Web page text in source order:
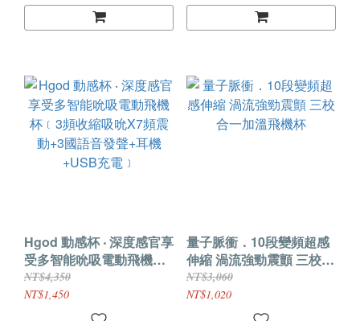
Hgod 動感杯 ‧ 深度感官享
受多智能吮吸電動飛機杯
﹝3頻收縮吸吮X7頻震動
+3國語音發聲+耳機+USB
NT$4,350
NT$1,450
量子脈衝．10段變頻超感
伸縮 渦流強勁震顫 三校合
一加溫飛機杯
NT$3,060
NT$1,020